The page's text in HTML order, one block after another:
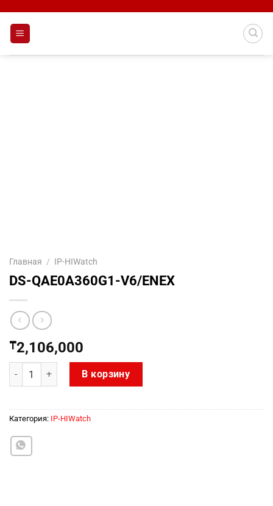
content
Главная / IP-HIWatch
DS-QAE0A360G1-V6/ENEX
₸2,106,000
Количество товара DS-QAE0A360G1-V6/ENEX
В корзину
Категория: IP-HIWatch